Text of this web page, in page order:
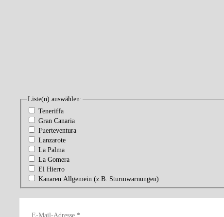
Liste(n) auswählen:
Teneriffa
Gran Canaria
Fuerteventura
Lanzarote
La Palma
La Gomera
El Hierro
Kanaren Allgemein (z.B. Sturmwarnungen)